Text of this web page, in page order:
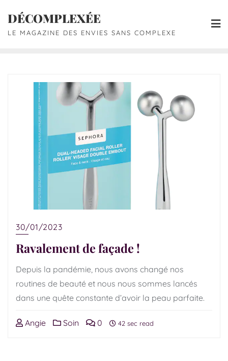
DÉCOMPLEXÉE
LE MAGAZINE DES ENVIES SANS COMPLEXE
30/01/2023
Ravalement de façade !
Depuis la pandémie, nous avons changé nos
routines de beauté et nous nous sommes lancés
dans une quête constante d’avoir la peau parfaite.
Angie Soin 0 42 sec read